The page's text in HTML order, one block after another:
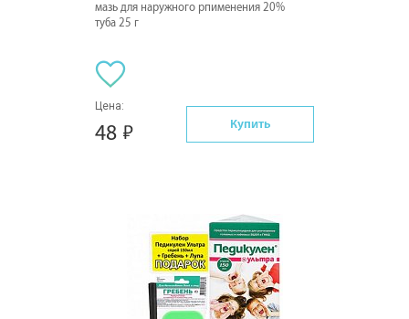
мазь для наружного рпименения 20%
туба 25 г
Цена:
48 Купить